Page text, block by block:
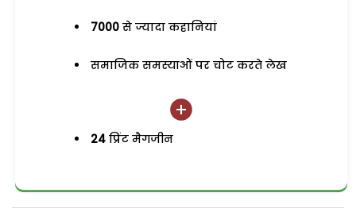
7000 से ज्यादा कहानियां
समाजिक समस्याओं पर चोट करते लेख
24 प्रिंट मैगजीन